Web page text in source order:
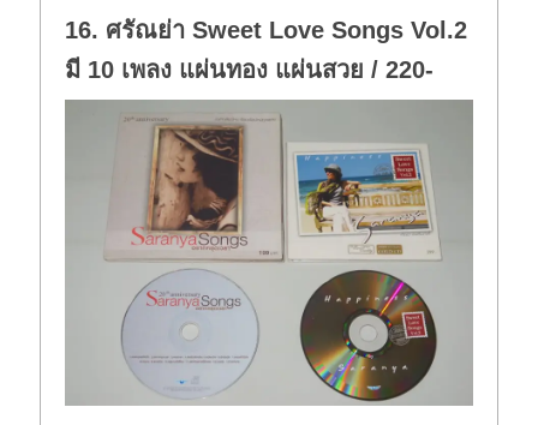
16. ศรัณย่า Sweet Love Songs Vol.2
มี 10 เพลง แผ่นทอง แผ่นสวย / 220-